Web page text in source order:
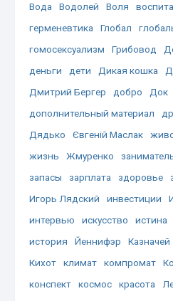
Вода
Водолей Воля
герменевтика
Глобал
гомосексуализм
Грибовод
деньги
дети Дикая кошка
Дмитрий Бергер
добро
Док
дополнительный материал
Дядько
Євгеній Маслак
жизнь
Жмуренко
запасы
зарплата здоровье
Игорь Лядский
инвестиции
интервью
искусство истина
история
Йеннифэр Казначей
Кихот
климат компромат
конспект
космос красота